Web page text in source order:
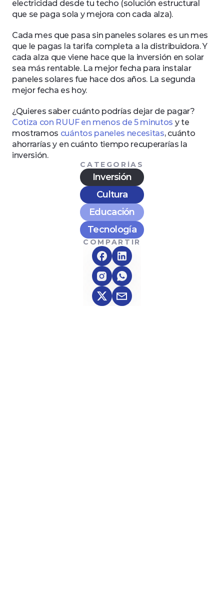
electricidad desde tu techo (solución estructural
que se paga sola y mejora con cada alza).
Cada mes que pasa sin paneles solares es un mes
que le pagas la tarifa completa a la distribuidora. Y
cada alza que viene hace que la inversión en solar
sea más rentable. La mejor fecha para instalar
paneles solares fue hace dos años. La segunda
mejor fecha es hoy.
Cotiza con RUUF en menos de 5 minutos y te
mostramos cuántos paneles necesitas, cuánto
ahorrarías y en cuánto tiempo recuperarías la
inversión.
CATEGORÍAS
Inversión
Cultura
Educación
Tecnología
COMPARTIR